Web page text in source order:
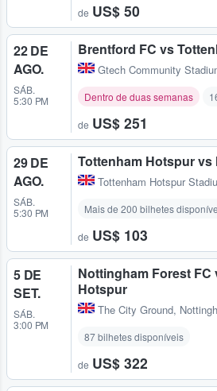
de US$ 50
22 DE
AGO.
SÁB.
5:30 PM
Brentford FC vs
Gtech Community
Dentro de duas semanas
de US$ 251
29 DE
AGO.
SÁB.
5:30 PM
Tottenham Hotspur vs
Tottenham Hotspur
Mais de 200 bilhetes
de US$ 103
5 DE
SET.
SÁB.
3:00 PM
Nottingham Forest FC
Hotspur
The City Ground,
87 bilhetes disponíveis
de US$ 322